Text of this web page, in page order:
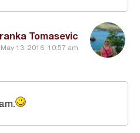
Tomasevic
May 13, 2016, 10:57 am